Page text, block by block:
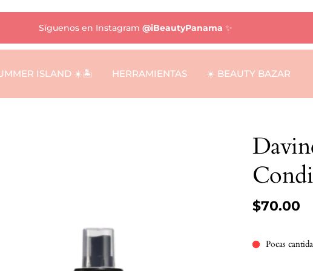
Síguenos en Instagram @iBeautyPanama ✨
ISLAND ☀️🏝️ HERRAMIENTAS ☀️ BEAUTY BAZAR
$70.00
Pocas